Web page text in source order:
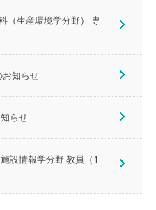
（生産環境学分野） 専
お知らせ
らせ
設情報学分野 教員（1